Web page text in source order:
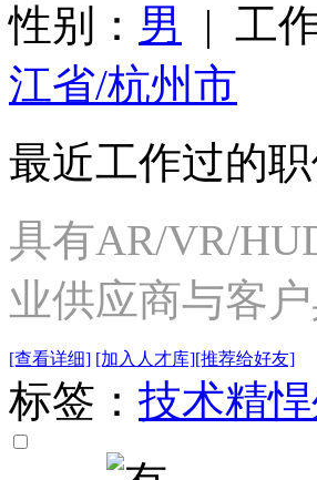
性别： 男 | 工
江省/杭州市
最近工作过的
具有AR/VR/
业供应商与客
[查看详细] [加入人才库][推荐给好友]
标签： 技术精悍